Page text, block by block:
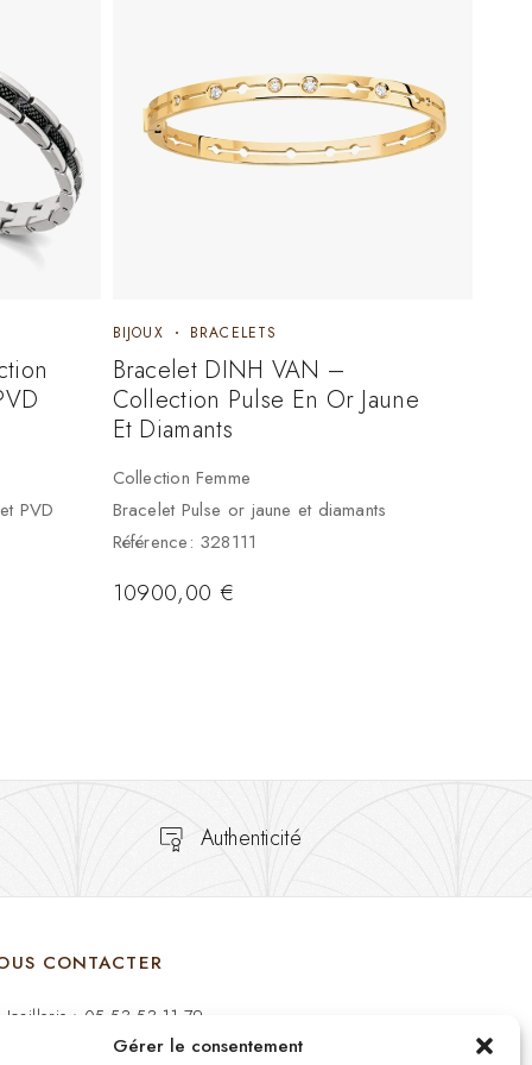
Gérer le consentement
PVD
BIJOUX BRACELETS
Bracelet DINH VAN –
Collection Pulse En Or Jaune
Et Diamants
Collection Femme
Bracelet Pulse or jaune et diamants
Référence: 328111
10900,00 €
Authenticité
CONTACTER
Joaillerie : 05 53 53 11 79